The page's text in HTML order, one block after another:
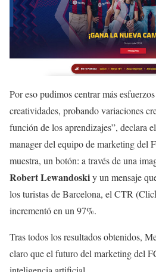
Por eso pudimos centrar más
creatividades, probando variaciones
función de los aprendizajes”, declara
manager del equipo de marketing del
muestra, un botón: a través de una
Robert Lewandoskiy un mensaje
los turistas de Barcelona, el CTR
incrementó en un 97%.
Tras todos los resultados obtenidos,
claro que el futuro del marketing del